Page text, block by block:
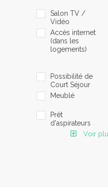
Salon TV /
Vidéo
Accès internet
(dans les
logements)
Possibilité de
Court Séjour
Meublé
Prêt
d'aspirateurs
Voir